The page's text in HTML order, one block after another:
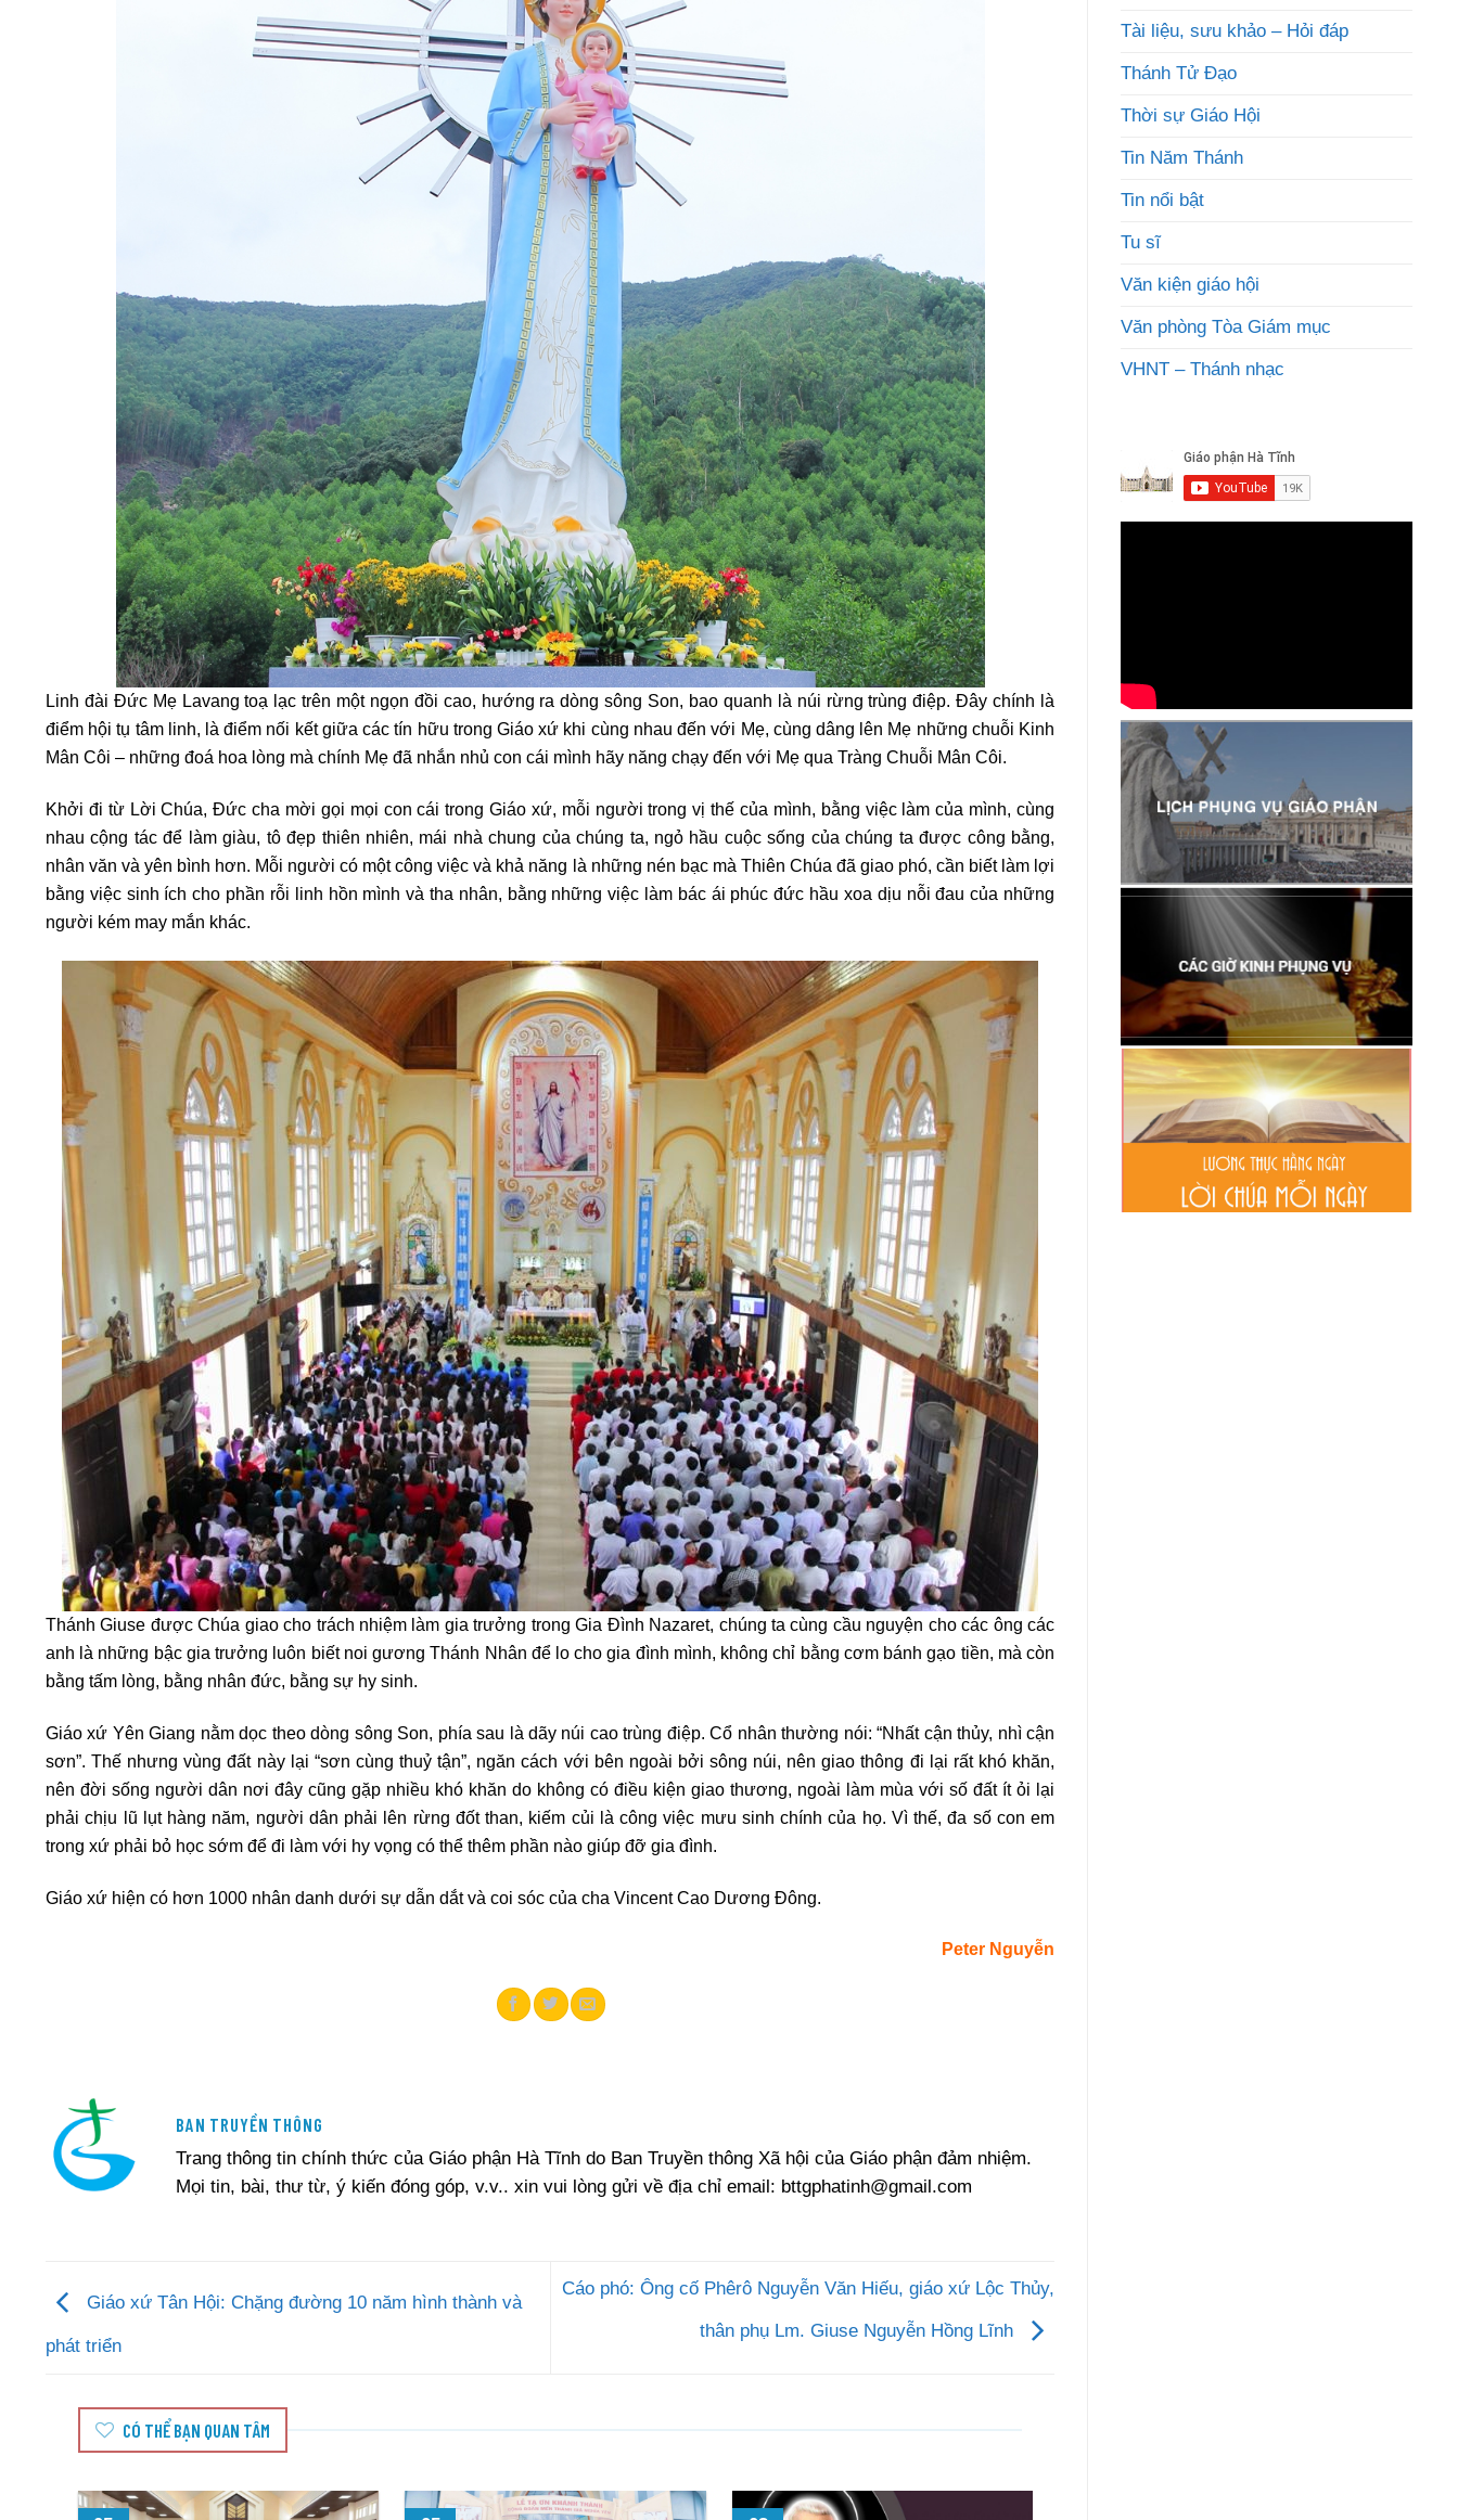
Linh đài Đức Mẹ Lavang toạ lạc trên một ngọn đồi cao, hướng ra dòng sông Son, bao quanh là núi rừng trùng điệp. Đây chính là
điểm hội tụ tâm linh, là điểm nối kết giữa các tín hữu trong Giáo xứ khi cùng nhau đến với Mẹ, cùng dâng lên Mẹ những chuỗi Kinh
Mân Côi – những đoá hoa lòng mà chính Mẹ đã nhắn nhủ con cái mình hãy năng chạy đến với Mẹ qua Tràng Chuỗi Mân Côi.
Khởi đi từ Lời Chúa, Đức cha mời gọi mọi con cái trong Giáo xứ, mỗi người trong vị thế của mình, bằng việc làm của mình, cùng
nhau cộng tác để làm giàu, tô đẹp thiên nhiên, mái nhà chung của chúng ta, ngỏ hầu cuộc sống của chúng ta được công bằng,
nhân văn và yên bình hơn. Mỗi người có một công việc và khả năng là những nén bạc mà Thiên Chúa đã giao phó, cần biết làm lợi
bằng việc sinh ích cho phần rỗi linh hồn mình và tha nhân, bằng những việc làm bác ái phúc đức hầu xoa dịu nỗi đau của những
người kém may mắn khác.
Thánh Giuse được Chúa giao cho trách nhiệm làm gia trưởng trong Gia Đình Nazaret, chúng ta cùng cầu nguyện cho các ông các
anh là những bậc gia trưởng luôn biết noi gương Thánh Nhân để lo cho gia đình mình, không chỉ bằng cơm bánh gạo tiền, mà còn
bằng tấm lòng, bằng nhân đức, bằng sự hy sinh.
Giáo xứ Yên Giang nằm dọc theo dòng sông Son, phía sau là dãy núi cao trùng điệp. Cổ nhân thường nói: “Nhất cận thủy, nhì cận
sơn”. Thế nhưng vùng đất này lại “sơn cùng thuỷ tận”, ngăn cách với bên ngoài bởi sông núi, nên giao thông đi lại rất khó khăn,
nên đời sống người dân nơi đây cũng gặp nhiều khó khăn do không có điều kiện giao thương, ngoài làm mùa với số đất ít ỏi lại
phải chịu lũ lụt hàng năm, người dân phải lên rừng đốt than, kiếm củi là công việc mưu sinh chính của họ. Vì thế, đa số con em
trong xứ phải bỏ học sớm để đi làm với hy vọng có thể thêm phần nào giúp đỡ gia đình.
Giáo xứ hiện có hơn 1000 nhân danh dưới sự dẫn dắt và coi sóc của cha Vincent Cao Dương Đông.
Peter Nguyễn
BAN TRUYỀN THÔNG
Trang thông tin chính thức của Giáo phận Hà Tĩnh do Ban Truyền thông Xã hội của Giáo phận đảm nhiệm.
Mọi tin, bài, thư từ, ý kiến đóng góp, v.v.. xin vui lòng gửi về địa chỉ email: bttgphatinh@gmail.com
Giáo xứ Tân Hội: Chặng đường 10 năm hình thành và
phát triển
Cáo phó: Ông cố Phêrô Nguyễn Văn Hiếu, giáo xứ Lộc Thủy,
thân phụ Lm. Giuse Nguyễn Hồng Lĩnh
CÓ THỂ BẠN QUAN TÂM
Tài liệu, sưu khảo – Hỏi đáp
Thánh Tử Đạo
Thời sự Giáo Hội
Tin Năm Thánh
Tin nổi bật
Tu sĩ
Văn kiện giáo hội
Văn phòng Tòa Giám mục
VHNT – Thánh nhạc